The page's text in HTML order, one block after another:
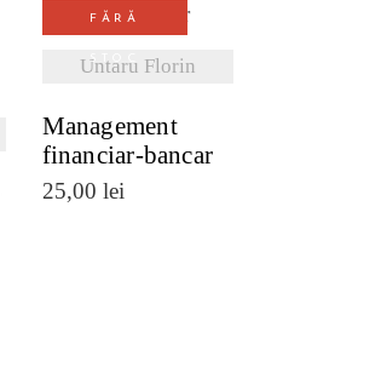
FĂRĂ
STOC
Untaru Florin
VEZI DETALII
Management
financiar-bancar
25,00 lei